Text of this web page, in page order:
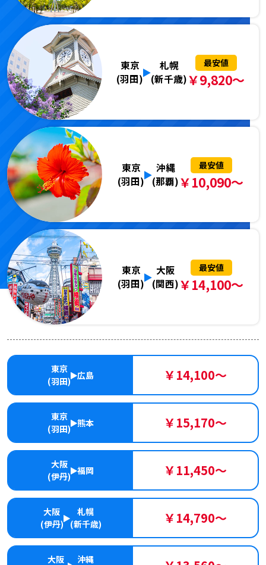
東京
(羽田)
札幌
(新千歳)
最安値
￥9,820～
東京
(羽田)
沖縄
(那覇)
最安値
￥10,090～
東京
(羽田)
大阪
(関西)
最安値
￥14,100～
東京
(羽田)
広島 ￥14,100～
東京
(羽田)
熊本 ￥15,170～
大阪
(伊丹)
福岡 ￥11,450～
大阪
(伊丹)
札幌
(新千歳)
￥14,790～
大阪 沖縄